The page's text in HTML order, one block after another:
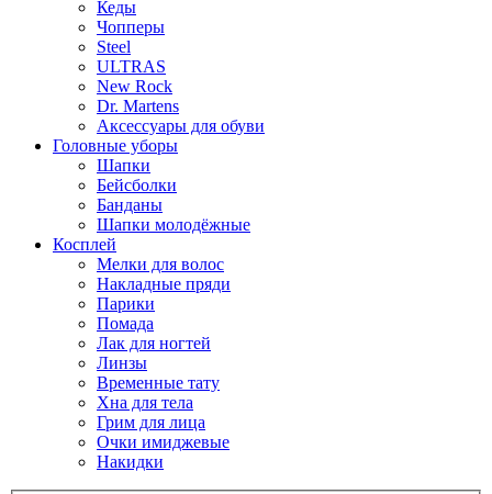
Кеды
Чопперы
Steel
ULTRAS
New Rock
Dr. Martens
Аксессуары для обуви
Головные уборы
Шапки
Бейсболки
Банданы
Шапки молодёжные
Косплей
Мелки для волос
Накладные пряди
Парики
Помада
Лак для ногтей
Линзы
Временные тату
Хна для тела
Грим для лица
Очки имиджевые
Накидки